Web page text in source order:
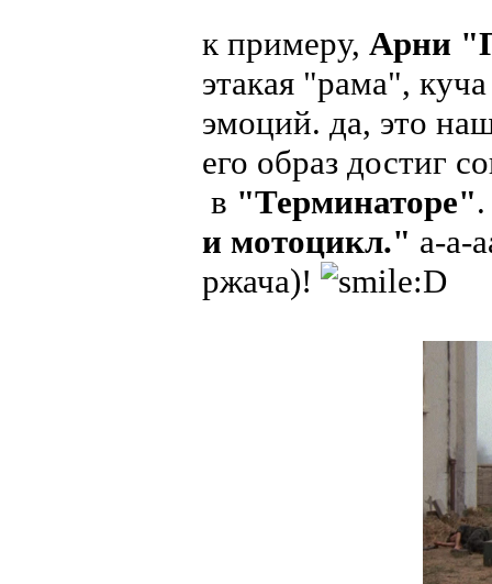
к примеру, Арни
этакая "рама",
эмоций. да, это
его образ достиг
в "Терминаторе"
и мотоцикл." а-а-
ржача)!